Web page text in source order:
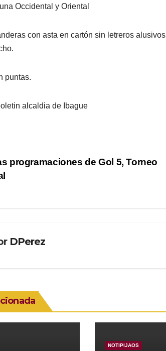
Occidental y Oriental
con asta en cartón sin letreros
puntas.
alcaldia de Ibague
programaciones de Gol 5, Torneo
DPerez
NOTIPIJAOS